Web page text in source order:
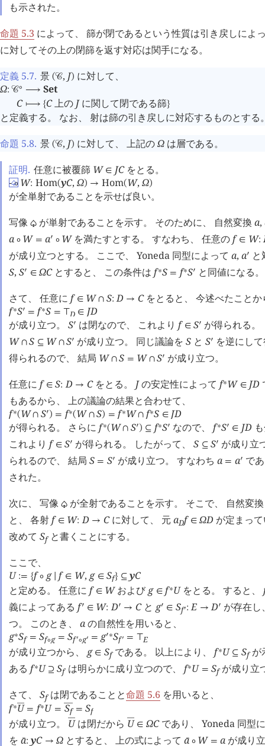
も示された。
命題 5.3 によって、 篩が閉であるという性質は引き戻しによ
に対してその上の閉篩を返す対応は関手になる。
定義 5.7. 景 (󰒚, J) に対して、
Ω: 󰒚∘ ⟶ Set
C ⟼ {C 上の J に関して閉である篩}
と定義する。 なお、 射は篩の引き戻しに対応するものとする
命題 5.8. 景 (󰒚, J) に対して、 上記のΩ は層である。
証明. 任意に被覆篩 W ∈ JCをとる。
- ∘ W: Hom(yC, Ω) → Hom(W, Ω)
♤
が全単射であることを示せば良い。
写像 ♤ が単射であることを示す。 そのために、 自然変換 a,
a ∘ W = a󰎘 ∘ Wを満たすとする。 すなわち、 任意のf ∈ W:
が成り立つとする。 ここで、 Yoneda 同型によって a, a󰎘 と
S, S󰎘 ∈ ΩCとすると、 この条件はf∗S = f∗S󰎘 と同値になる。
さて、 任意に f ∈ W ∩ S: D → Cをとると、 今述べたことか
f∗S󰎘 = f∗S = D ∈ JD
が成り立つ。 S󰎘 は閉なので、 これより f ∈ S󰎘 が得られる。
W ∩ S ⊆ W ∩ S󰎘 が成り立つ。 同じ議論をS とS󰎘 を逆にし
得られるので、 結局 W ∩ S = W ∩ S󰎘 が成り立つ。
任意に f ∈ S: D → Cをとる。 Jの安定性によって f∗W ∈ JD
もあるから、 上の議論の結果と合わせて、
f∗(W ∩ S󰎘 ) = f∗(W ∩ S) = f∗W ∩ f∗S ∈ JD
が得られる。 さらに f∗( W ∩ S󰎘 ) ⊆ f∗S󰎘 なので、f∗S󰎘 ∈ JD
これより f ∈ S󰎘 が得られる。 したがって、S ⊆ S󰎘 が成り立
られるので、 結局 S = S󰎘 が成り立つ。 すなわち a = a󰎘 で
された。
次に、 写像 ♤ が全射であることを示す。 そこで、 自然変
と、 各射f ∈ W: D → Cに対して、 元 aDf ∈ ΩD が定まっ
改めて Sfと書くことにする。
ここで、
U := {f ∘ g f ∈ W, g ∈ Sf} ⊆ yC
と定める。 任意に f ∈ Wおよび g ∈ f∗Uをとる。 すると、
義によってある f󰎘 ∈ W: D󰎘 → Cと g󰎘 ∈ Sf󰎘 : E → D󰎘 が存在
つ。 このとき、 aの自然性を用いると、
g∗Sf = Sf∘g = Sf󰎘∘g󰎘 = g󰎘∗Sf󰎘 = ⊤ E
が成り立つから、 g ∈ Sfである。 以上により、f∗U ⊆ Sfが
ある f∗U ⊇ Sfは明らかに成り立つので、 f∗U = Sfが成り立
さて、 Sfは閉であることと命題 5.6 を用いると、
f∗U = f∗U = Sf = Sf
が成り立つ。 Uは閉だから U ∈ ΩCであり、 Yoneda 同型
を 󰔄
a: yC → Ω とすると、 上の式によって󰔄
a ∘ W = a が成り